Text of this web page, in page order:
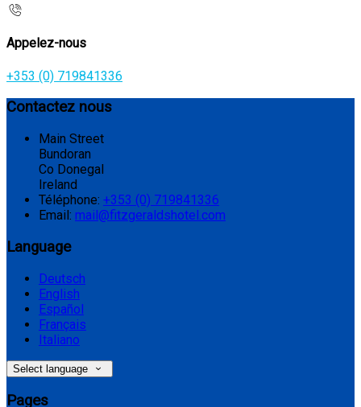
Appelez-nous
+353 (0) 719841336
Contactez nous
Main Street
Bundoran
Co Donegal
Ireland
Téléphone: +353 (0) 719841336
Email: mail@fitzgeraldshotel.com
Language
Deutsch
English
Español
Français
Italiano
Select language
Pages